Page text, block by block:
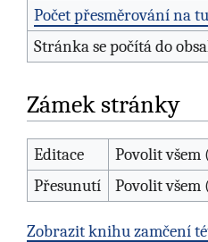
Počet přesměrování na
Stránka se počítá do
Zámek stránky
Editace
Povolit
Přesunutí
Povolit
Zobrazit knihu zamčení